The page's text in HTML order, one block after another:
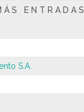
ENTRADAS
S.A.